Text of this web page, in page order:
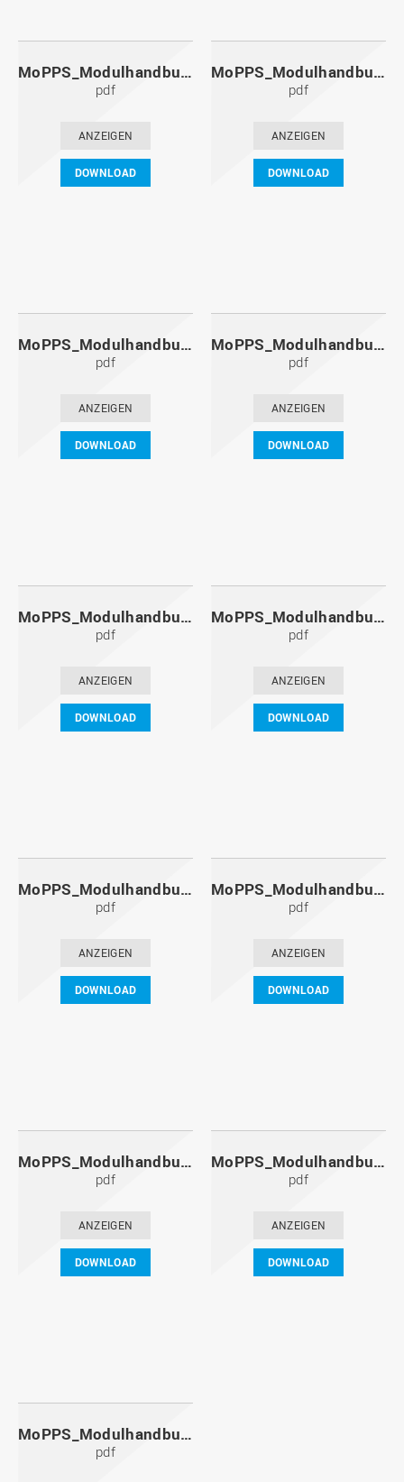
MoPPS_Modulhandbuch_20141201.pdf
pdf
ANZEIGEN
DOWNLOAD
MoPPS_Modulhandbuch_20140601.pdf
pdf
ANZEIGEN
DOWNLOAD
MoPPS_Modulhandbuch_20131201.pdf
pdf
ANZEIGEN
DOWNLOAD
MoPPS_Modulhandbuch_20130601.pdf
pdf
ANZEIGEN
DOWNLOAD
MoPPS_Modulhandbuch_20121201.pdf
pdf
ANZEIGEN
DOWNLOAD
MoPPS_Modulhandbuch_20120601.pdf
pdf
ANZEIGEN
DOWNLOAD
MoPPS_Modulhandbuch_20111201.pdf
pdf
ANZEIGEN
DOWNLOAD
MoPPS_Modulhandbuch_20110601.pdf
pdf
ANZEIGEN
DOWNLOAD
MoPPS_Modulhandbuch_20101201.pdf
pdf
ANZEIGEN
DOWNLOAD
MoPPS_Modulhandbuch_20100601.pdf
pdf
ANZEIGEN
DOWNLOAD
MoPPS_Modulhandbuch_20091201.pdf
pdf